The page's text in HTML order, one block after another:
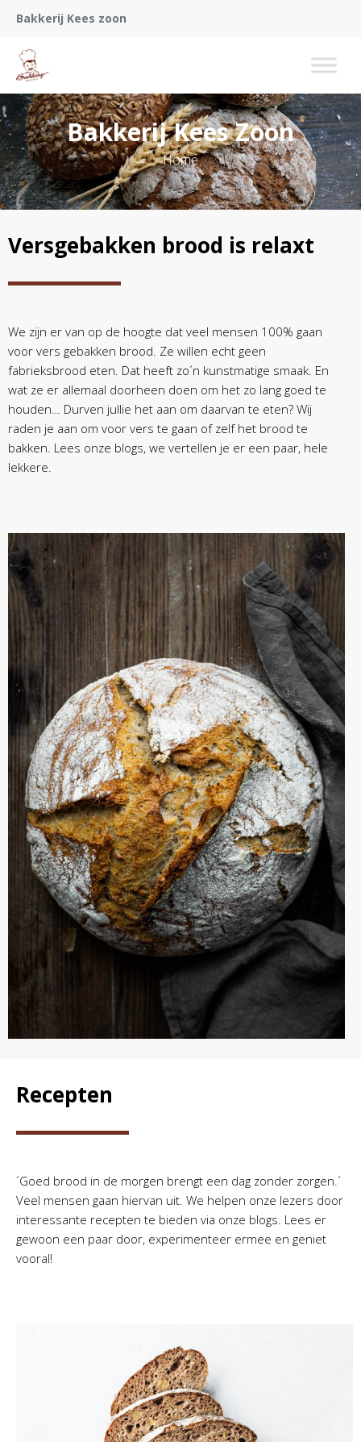
Bakkerij Kees zoon
Bakkerij Kees Zoon
Home
Versgebakken brood is relaxt
We zijn er van op de hoogte dat veel mensen 100% gaan
voor vers gebakken brood. Ze willen echt geen
fabrieksbrood eten. Dat heeft zo´n kunstmatige smaak. En
wat ze er allemaal doorheen doen om het zo lang goed te
houden… Durven jullie het aan om daarvan te eten? Wij
raden je aan om voor vers te gaan of zelf het brood te
bakken. Lees onze blogs, we vertellen je er een paar, hele
lekkere.
Recepten
´Goed brood in de morgen brengt een dag zonder zorgen.´
Veel mensen gaan hiervan uit. We helpen onze lezers door
interessante recepten te bieden via onze blogs. Lees er
gewoon een paar door, experimenteer ermee en geniet
vooral!